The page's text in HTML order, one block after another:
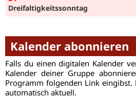
Dreifaltig­keits­sonntag
Kalender abonnieren
Falls du einen digitalen Kalender
Kalender deiner Gruppe
Programm folgenden Link eingibst.
automatisch aktuell.